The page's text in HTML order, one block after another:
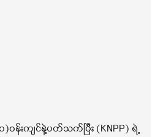
န်းကျင်နဲ့ပတ်သက်ပြီး (KNPP) ရဲ့